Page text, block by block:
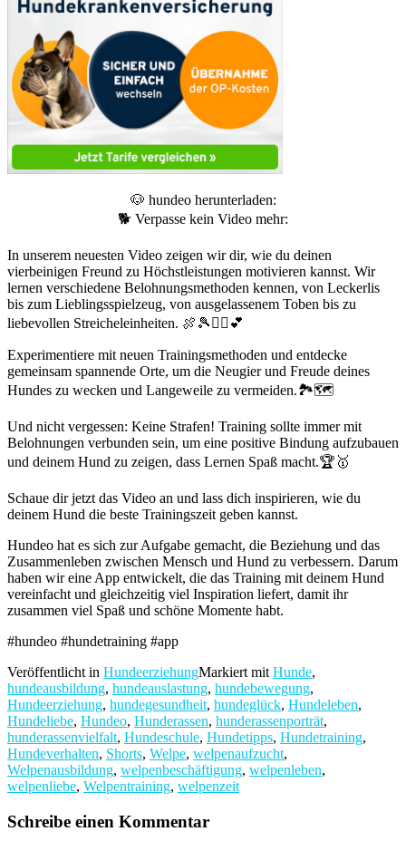
🐶 hundeo herunterladen:
🐕 Verpasse kein Video mehr:
In unserem neuesten Video zeigen wir dir, wie du deinen
vierbeinigen Freund zu Höchstleistungen motivieren kannst. Wir
lernen verschiedene Belohnungsmethoden kennen, von Leckerlis
bis zum Lieblingsspielzeug, von ausgelassenem Toben bis zu
liebevollen Streicheleinheiten. 🍖🎾🤸‍♂️💕
Experimentiere mit neuen Trainingsmethoden und entdecke
gemeinsam spannende Orte, um die Neugier und Freude deines
Hundes zu wecken und Langeweile zu vermeiden.🏞️🗺️
Und nicht vergessen: Keine Strafen! Training sollte immer mit
Belohnungen verbunden sein, um eine positive Bindung aufzubauen
und deinem Hund zu zeigen, dass Lernen Spaß macht.🏆🥇
Schaue dir jetzt das Video an und lass dich inspirieren, wie du
deinem Hund die beste Trainingszeit geben kannst.
Hundeo hat es sich zur Aufgabe gemacht, die Beziehung und das
Zusammenleben zwischen Mensch und Hund zu verbessern. Darum
haben wir eine App entwickelt, die das Training mit deinem Hund
vereinfacht und gleichzeitig viel Inspiration liefert, damit ihr
zusammen viel Spaß und schöne Momente habt.
#hundeo #hundetraining #app
Veröffentlicht in HundeerziehungMarkiert mit Hunde,
hundeausbildung, hundeauslastung, hundebewegung,
Hundeerziehung, hundegesundheit, hundeglück, Hundeleben,
Hundeliebe, Hundeo, Hunderassen, hunderassenporträt,
hunderassenvielfalt, Hundeschule, Hundetipps, Hundetraining,
Hundeverhalten, Shorts, Welpe, welpenaufzucht,
Welpenausbildung, welpenbeschäftigung, welpenleben,
welpenliebe, Welpentraining, welpenzeit
Schreibe einen Kommentar